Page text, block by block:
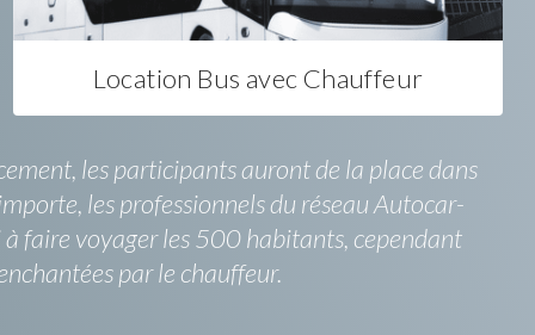
Location Bus avec Chauffeur
les participants auront de la place dans
les professionnels du réseau Autocar-
à faire voyager les 500 habitants, cependant
par le chauffeur.